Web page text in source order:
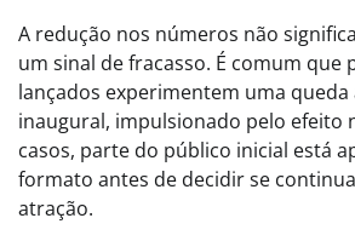
A redução nos números não
um sinal de fracasso. É comum que
lançados experimentem uma
inaugural, impulsionado pelo efeito
casos, parte do público inicial está
formato antes de decidir se
atração.